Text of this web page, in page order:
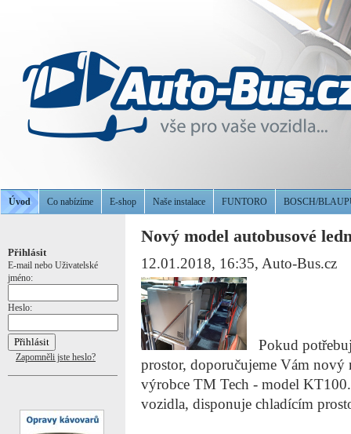
Úvod Co nabízíme E-shop Naše instalace FUNTORO BOSCH/
Přihlásit
E-mail nebo Uživatelské
jméno:
Heslo:
Zapomněli jste heslo?
Nový model autobusové
12.01.2018, 16:35, Auto-Bus.cz
Pokud
prostor, doporučujeme Vám nový
výrobce TM Tech - model
vozidla, disponuje chladícím